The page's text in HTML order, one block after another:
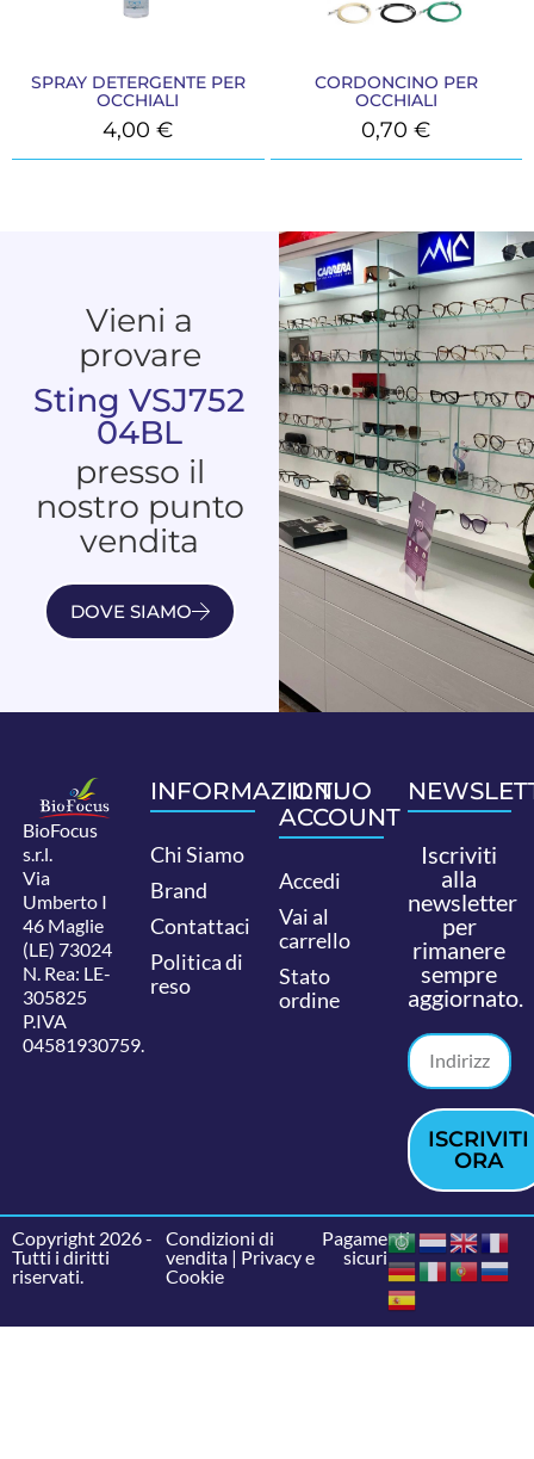
SPRAY DETERGENTE PER
OCCHIALI
4,00€
CORDONCINO PER
OCCHIALI
0,70€
Vieni a
provare
Sting VSJ752
04BL
presso il
nostro punto
vendita
DOVE SIAMO
BioFocus
s.r.l.
Via
Umberto I
46 Maglie
(LE) 73024
N. Rea: LE-
305825
P.IVA
04581930759.
INFORMAZIONI
Chi Siamo
Brand
Contattaci
Politica di
reso
IL TUO
ACCOUNT
Accedi
Vai al
carrello
Stato
ordine
Iscriviti
alla
newsletter
per
rimanere
sempre
aggiornato.
ISCRIVITI
ORA
Copyright 2026 -
Tutti i diritti
riservati.
Condizioni di
vendita| Privacy e
Cookie
Pagamenti
sicuri